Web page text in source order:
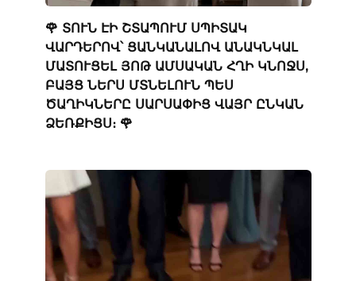
🌹 ՏՈՒՆ ԷԻ ՇՏԱՊՈՒՄ ՍՊԻՏԱԿ
ՎԱՐԴԵՐՈՎ՝ ՑԱՆԿԱՆԱԼՈՎ ԱՆԱԿՆԿԱԼ
ՄԱՏՈՒՑԵԼ ՅՈԹ ԱՄՍԱԿԱՆ ՀՂԻ ԿՆՈՋՍ,
ԲԱՅՑ ՆԵՐՍ ՄՏՆԵԼՈՒՆ ՊԵՍ
ԾԱՂԻԿՆԵՐԸ ՍԱՐՍԱՓԻՑ ՎԱՅՐ ԸՆԿԱՆ
ՁԵՌՔԻՑՍ։ 🌹